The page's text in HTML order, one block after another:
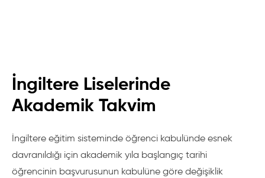
İngiltere Liselerinde
Akademik Takvim
İngiltere eğitim sisteminde öğrenci kabulünde esnek
davranıldığı için akademik yıla başlangıç tarihi
öğrencinin başvurusunun kabulüne göre değişiklik